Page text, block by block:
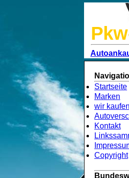
Startseite
Marken
wir kaufen
Kontakt
Copyright